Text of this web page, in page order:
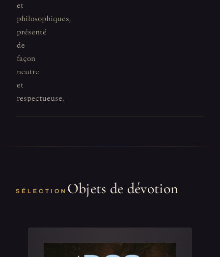
et
philosophiques,
présenté
de
façon
neutre
et
respectueuse.
SÉLECTION Objets de dévotion